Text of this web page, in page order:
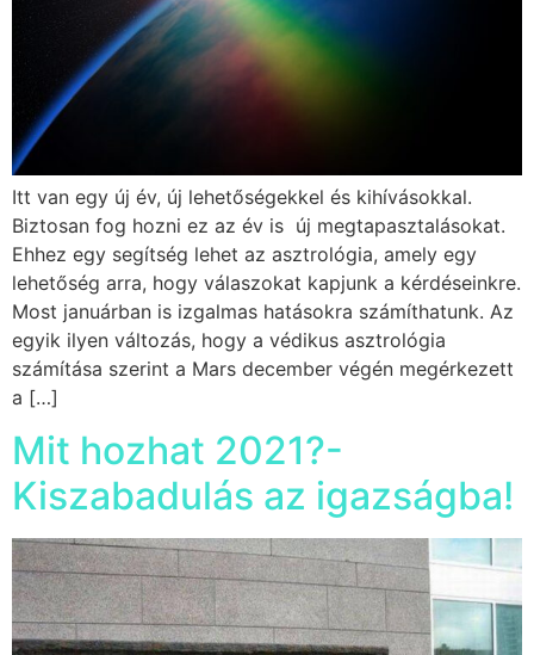
Itt van egy új év, új lehetőségekkel és kihívásokkal.
Biztosan fog hozni ez az év is új megtapasztalásokat.
Ehhez egy segítség lehet az asztrológia, amely egy
lehetőség arra, hogy válaszokat kapjunk a kérdéseinkre.
Most januárban is izgalmas hatásokra számíthatunk. Az
egyik ilyen változás, hogy a védikus asztrológia
számítása szerint a Mars december végén megérkezett
a […]
Mit hozhat 2021?-
Kiszabadulás az igazságba!